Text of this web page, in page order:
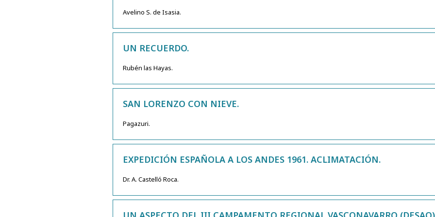
Avelino S. de Isasia.
UN RECUERDO.
Rubén las Hayas.
SAN LORENZO CON NIEVE.
Pagazuri.
EXPEDICIÓN ESPAÑOLA A LOS ANDES 1961. ACLIMATACIÓN.
Dr. A. Castelló Roca.